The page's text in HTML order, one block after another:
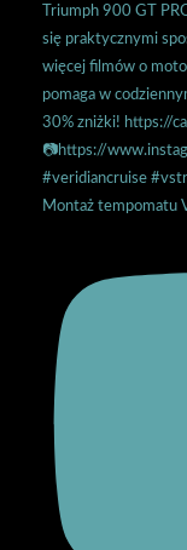
Montaż tempomatu